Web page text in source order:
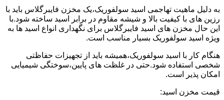
به دلیل ماهیت تهاجمی اسید سولفوریک،یک مخزن فایبرگلاس باید با
رزین های با کیفیت بالا و شیشه مقاوم در برابر اسید ساخته شود.با
این حال مخزن های اسید فایبرگلاس برای نگهداری انواع اسید ها به
ویژه اسید سولفوریک بسیار مناسب است.
هنگام کار با اسید سولفوریک،همیشه باید از تجهیزات حفاظتی
شخصی استفاده شود.حتی در غلظت های پایین،سوختگی شیمیایی
امکان پذیر است.
قیمت مخزن اسید: